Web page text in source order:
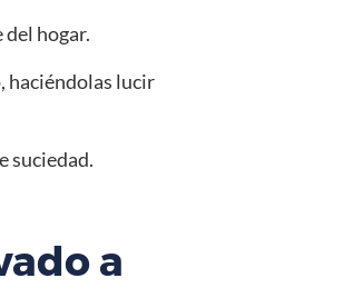
hogar.
haciéndolas lucir
suciedad.
a